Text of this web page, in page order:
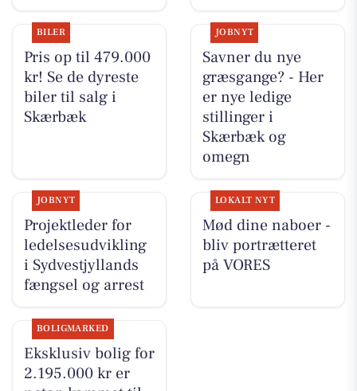
BILER
Pris op til 479.000
kr! Se de dyreste
biler til salg i
Skærbæk
JOBNYT
Savner du nye
græsgange? - Her
er nye ledige
stillinger i
Skærbæk og
omegn
JOBNYT
Projektleder for
ledelsesudvikling
i Sydvestjyllands
fængsel og arrest
LOKALT NYT
Mød dine naboer -
bliv portrætteret
på VORES
BOLIGMARKED
Eksklusiv bolig for
2.195.000 kr er